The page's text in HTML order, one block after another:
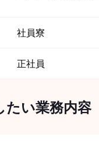
社員寮
正社員
たい業務内容